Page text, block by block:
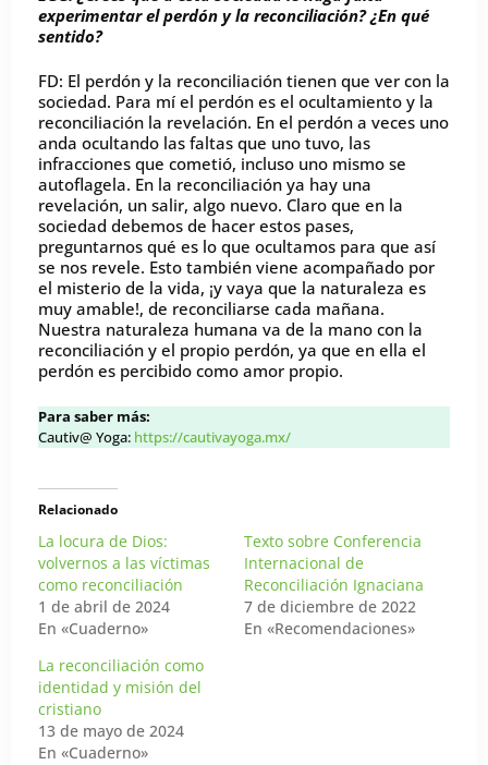
experimentar el perdón y la reconciliación? ¿En qué
sentido?
FD: El perdón y la reconciliación tienen que ver con la
sociedad. Para mí el perdón es el ocultamiento y la
reconciliación la revelación. En el perdón a veces uno
anda ocultando las faltas que uno tuvo, las
infracciones que cometió, incluso uno mismo se
autoflagela. En la reconciliación ya hay una
revelación, un salir, algo nuevo. Claro que en la
sociedad debemos de hacer estos pases,
preguntarnos qué es lo que ocultamos para que así
se nos revele. Esto también viene acompañado por
el misterio de la vida, ¡y vaya que la naturaleza es
muy amable!, de reconciliarse cada mañana.
Nuestra naturaleza humana va de la mano con la
reconciliación y el propio perdón, ya que en ella el
perdón es percibido como amor propio.
Para saber más:
Cautiv@ Yoga: https://cautivayoga.mx/
Relacionado
La locura de Dios:
volvernos a las víctimas
como reconciliación
1 de abril de 2024
En «Cuaderno»
Texto sobre Conferencia
Internacional de
Reconciliación Ignaciana
7 de diciembre de 2022
En «Recomendaciones»
La reconciliación como
identidad y misión del
cristiano
13 de mayo de 2024
En «Cuaderno»